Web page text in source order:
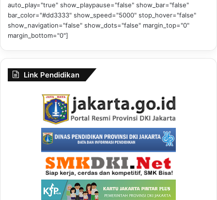
auto_play="true" show_playpause="false" show_bar="false"
bar_color="#dd3333" show_speed="5000" stop_hover="false"
show_navigation="false" show_dots="false" margin_top="0"
margin_bottom="0"]
Link Pendidikan